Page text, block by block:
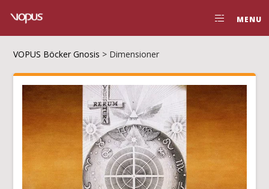
MENU
VOPUS Böcker Gnosis > Dimensioner